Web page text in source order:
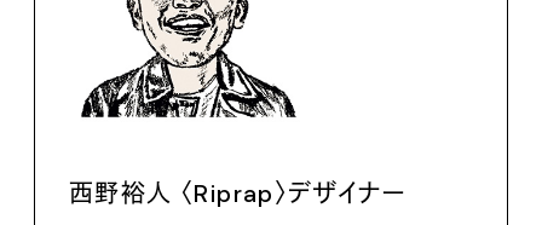
⻄野裕⼈ 〈Riprap〉デザイナー